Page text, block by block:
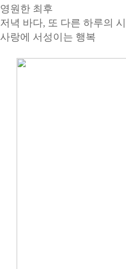
영원한 최후
저녁 바다, 또 다른 하루의
사랑에 서성이는 행복